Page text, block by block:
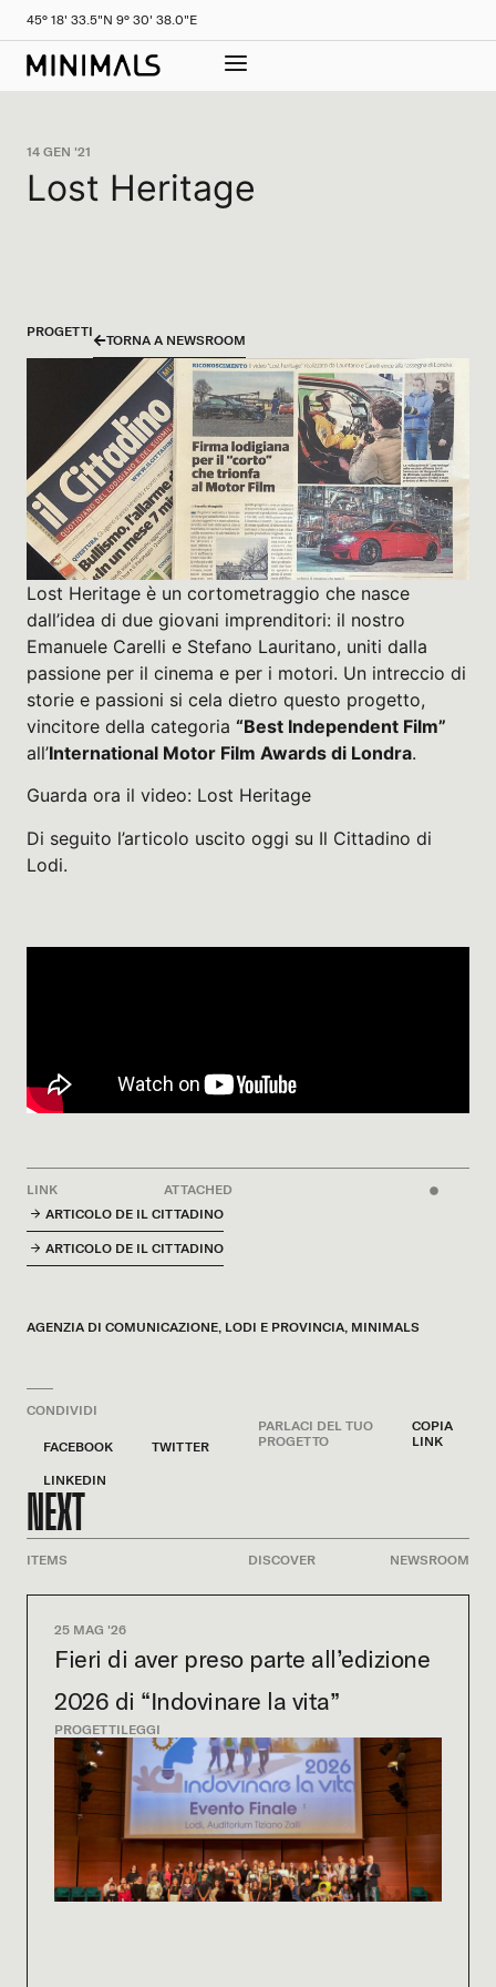
45° 18' 33.5"N 9° 30' 38.0"E
14 GEN '21
Lost Heritage
PROGETTI
TORNA A NEWSROOM
Lost Heritage è un cortometraggio che nasce
dall’idea di due giovani imprenditori: il nostro
Emanuele Carelli e Stefano Lauritano, uniti dalla
passione per il cinema e per i motori. Un intreccio di
storie e passioni si cela dietro questo progetto,
vincitore della categoria “Best Independent Film”
all’International Motor Film Awards di Londra.
Guarda ora il video: Lost Heritage
Di seguito l’articolo uscito oggi su Il Cittadino di
Lodi.
LINK
ATTACHED
ARTICOLO DE IL CITTADINO
ARTICOLO DE IL CITTADINO
AGENZIA DI COMUNICAZIONE, LODI E PROVINCIA, MINIMALS
CONDIVIDI
FACEBOOK
TWITTER
LINKEDIN
PARLACI DEL TUO
PROGETTO
COPIA
LINK
NEXT
ITEMS DISCOVER NEWSROOM
25 MAG '26
Fieri di aver preso parte all’edizione
2026 di “Indovinare la vita”
PROGETTILEGGI